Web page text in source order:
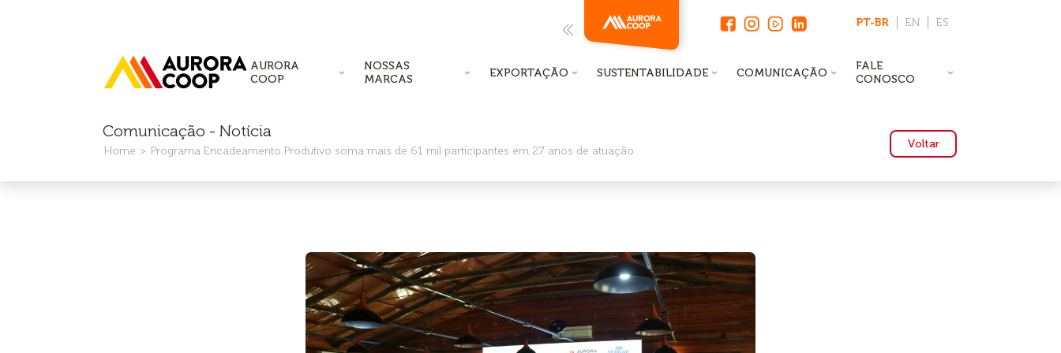
PT-BR EN ES
AURORA
COOP
NOSSAS
MARCAS
EXPORTAÇÃO SUSTENTABILIDADE COMUNICAÇÃO
FALE
CONOSCO
Comunicação - Notícia
Home Programa Encadeamento Produtivo soma mais de 61 mil participantes em 27 anos de atuação
Voltar